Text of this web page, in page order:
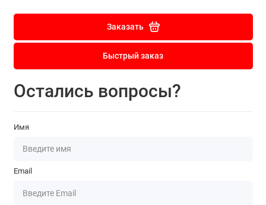
Заказать
Быстрый заказ
Остались вопросы?
Имя
Email